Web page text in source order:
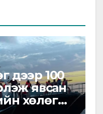
дээр 100
явсан
хөлөг